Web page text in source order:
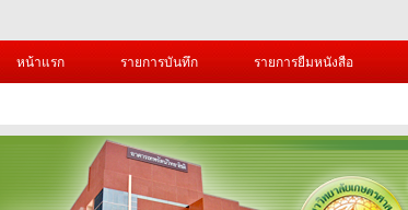
หน้าแรก
รายการบันทึก รายการยืมหนังสือ